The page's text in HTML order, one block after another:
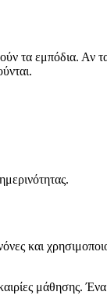
τα εμπόδια.
και
μάθησης.